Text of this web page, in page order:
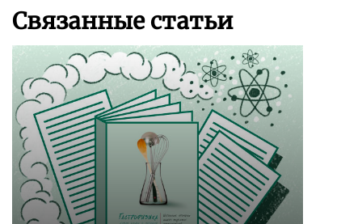
Связанные статьи